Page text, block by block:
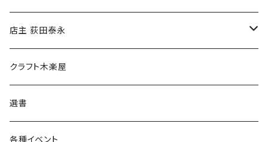
傘
食料品
その他
店主 荻田泰永
書籍
ウェア
クラフト木楽屋
選書
各種イベント